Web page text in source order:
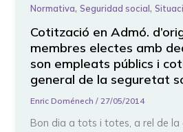
Normativa,Seguridad social,
Cotització en Admó.
membres electes amb
son empleats públics i
general de la seguretat
Enric Doménech/27/05/2014
Bon dia a tots i totes, a rel de la